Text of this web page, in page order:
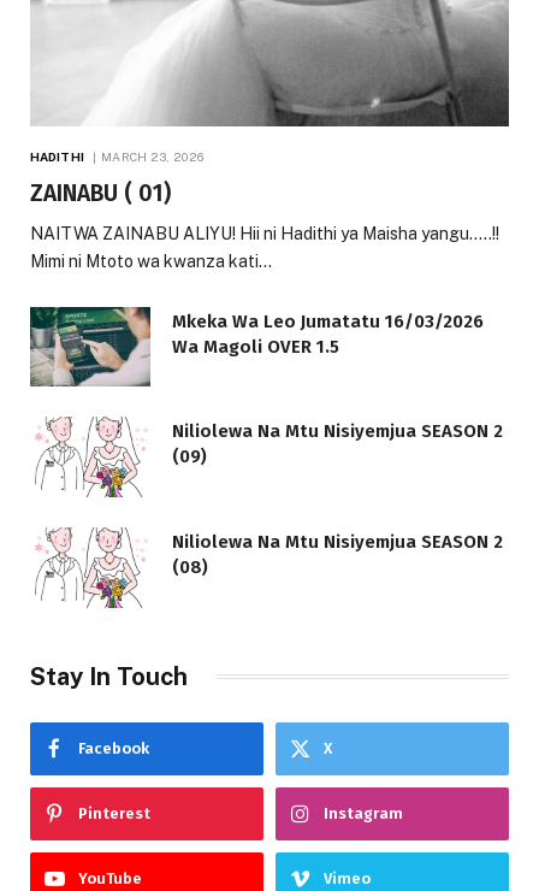
HADITHI MARCH 23, 2026
ZAINABU ( 01)
NAITWA ZAINABU ALIYU! Hii ni Hadithi ya Maisha yangu…..!!
Mimi ni Mtoto wa kwanza kati…
Mkeka Wa Leo Jumatatu 16/03/2026
Wa Magoli OVER 1.5
Niliolewa Na Mtu Nisiyemjua SEASON 2
(09)
Niliolewa Na Mtu Nisiyemjua SEASON 2
(08)
Stay In Touch
Facebook X
Pinterest Instagram
YouTube Vimeo